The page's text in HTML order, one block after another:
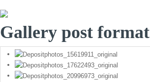
Gallery post format